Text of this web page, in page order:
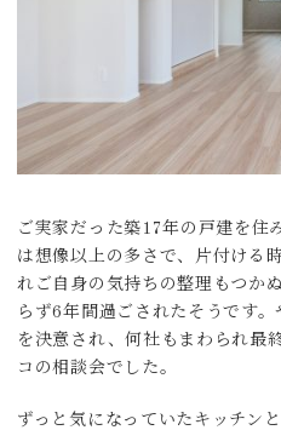
ご実家だった築17年の戸建を住
は想像以上の多さで、片付ける
れご自身の気持ちの整理もつか
らず6年間過ごされたそうです
を決意され、何社もまわられ最
コの相談会でした。
ずっと気になっていたキッチン